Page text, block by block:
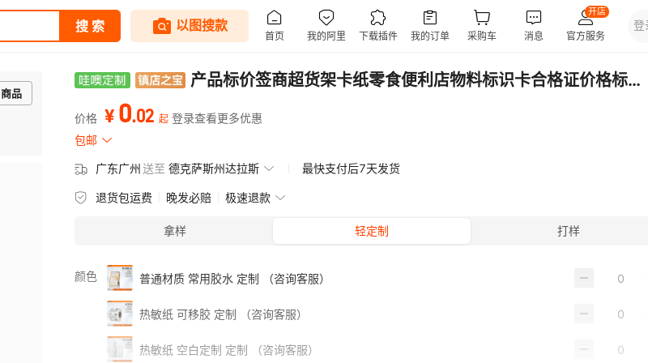
商品
产品标价签商超货架卡纸零食便利店物料标识卡合格证价格标签定制
价格 ¥ 0.02 起 登录查看更多优惠
包邮
广东广州送至 德克萨斯州达拉斯 最快支付后7天发货
退货包运费 晚发必赔 极速退款
拿样 轻定制 打样
颜色 普通材质 常用胶水 定制 （咨询客服）
热敏纸 可移胶 定制 （咨询客服）
热敏纸 空白定制 定制 （咨询客服）